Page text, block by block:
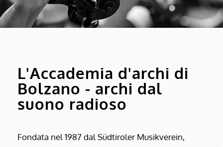
L'Accademia d'archi di
Bolzano - archi dal
suono radioso
Fondata nel 1987 dal Südtiroler Musikverein,